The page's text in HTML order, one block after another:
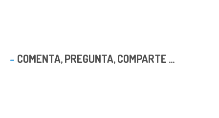
COMENTA, PREGUNTA, COMPARTE ...